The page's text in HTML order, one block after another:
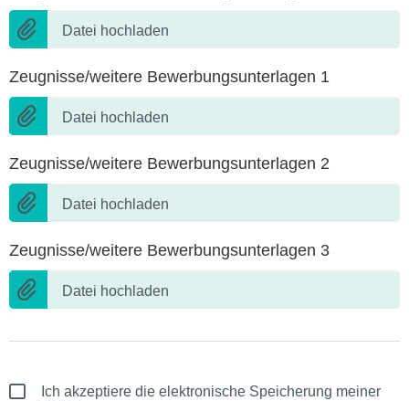
Datei hochladen
Zeugnisse/weitere Bewerbungsunterlagen 1
Datei hochladen
Zeugnisse/weitere Bewerbungsunterlagen 2
Datei hochladen
Zeugnisse/weitere Bewerbungsunterlagen 3
Datei hochladen
Ich akzeptiere die elektronische Speicherung meiner